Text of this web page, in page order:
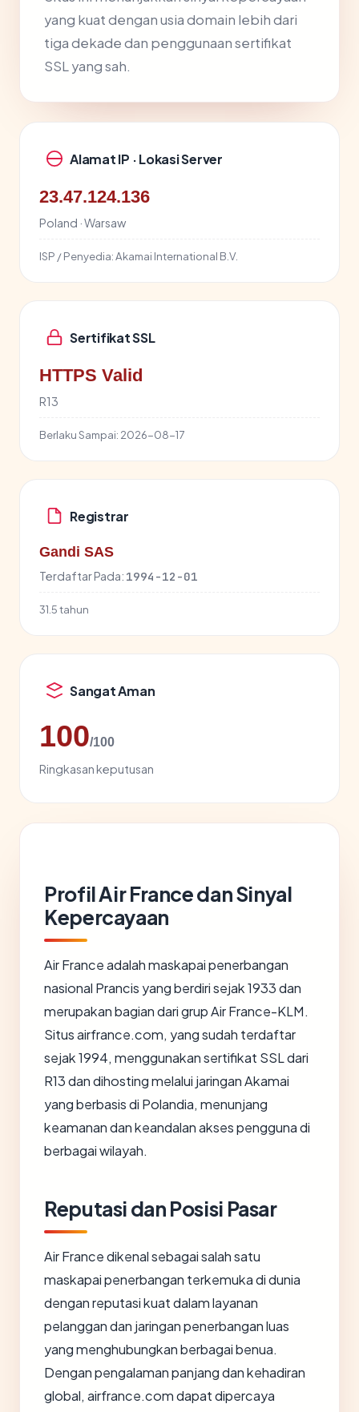
yang kuat dengan usia domain lebih dari
tiga dekade dan penggunaan sertifikat
SSL yang sah.
Alamat IP · Lokasi Server
23.47.124.136
Poland · Warsaw
ISP / Penyedia:Akamai International B.V.
Sertifikat SSL
HTTPS Valid
R13
Berlaku Sampai: 2026-08-17
Registrar
Gandi SAS
Terdaftar Pada: 1994-12-01
31.5 tahun
Sangat Aman
100/100
Ringkasan keputusan
Profil Air France dan Sinyal
Kepercayaan
Air France adalah maskapai penerbangan
nasional Prancis yang berdiri sejak 1933 dan
merupakan bagian dari grup Air France-KLM.
Situs airfrance.com, yang sudah terdaftar
sejak 1994, menggunakan sertifikat SSL dari
R13 dan dihosting melalui jaringan Akamai
yang berbasis di Polandia, menunjang
keamanan dan keandalan akses pengguna di
berbagai wilayah.
Reputasi dan Posisi Pasar
Air France dikenal sebagai salah satu
maskapai penerbangan terkemuka di dunia
dengan reputasi kuat dalam layanan
pelanggan dan jaringan penerbangan luas
yang menghubungkan berbagai benua.
Dengan pengalaman panjang dan kehadiran
global, airfrance.com dapat dipercaya